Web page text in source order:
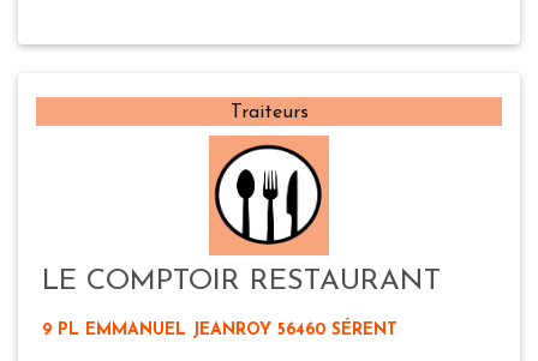
Traiteurs
LE COMPTOIR RESTAURANT
9 PL EMMANUEL JEANROY 56460 SÉRENT